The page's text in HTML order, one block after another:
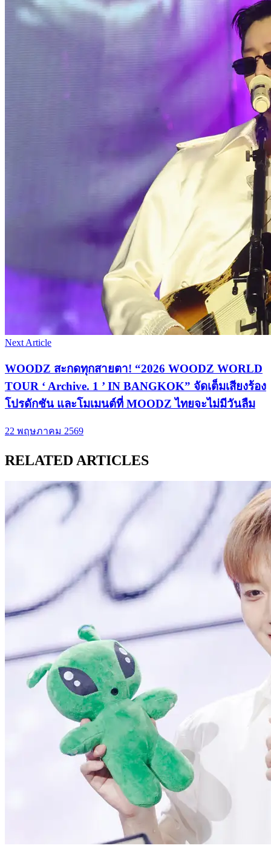
Next Article
WOODZ สะกดทุกสายตา! “2026 WOODZ WORLD
TOUR ‘ Archive. 1 ’ IN BANGKOK” จัดเต็มเสียงร้อง
โปรดักชัน และโมเมนต์ที่ MOODZ ไทยจะไม่มีวันลืม
22 พฤษภาคม 2569
RELATED ARTICLES